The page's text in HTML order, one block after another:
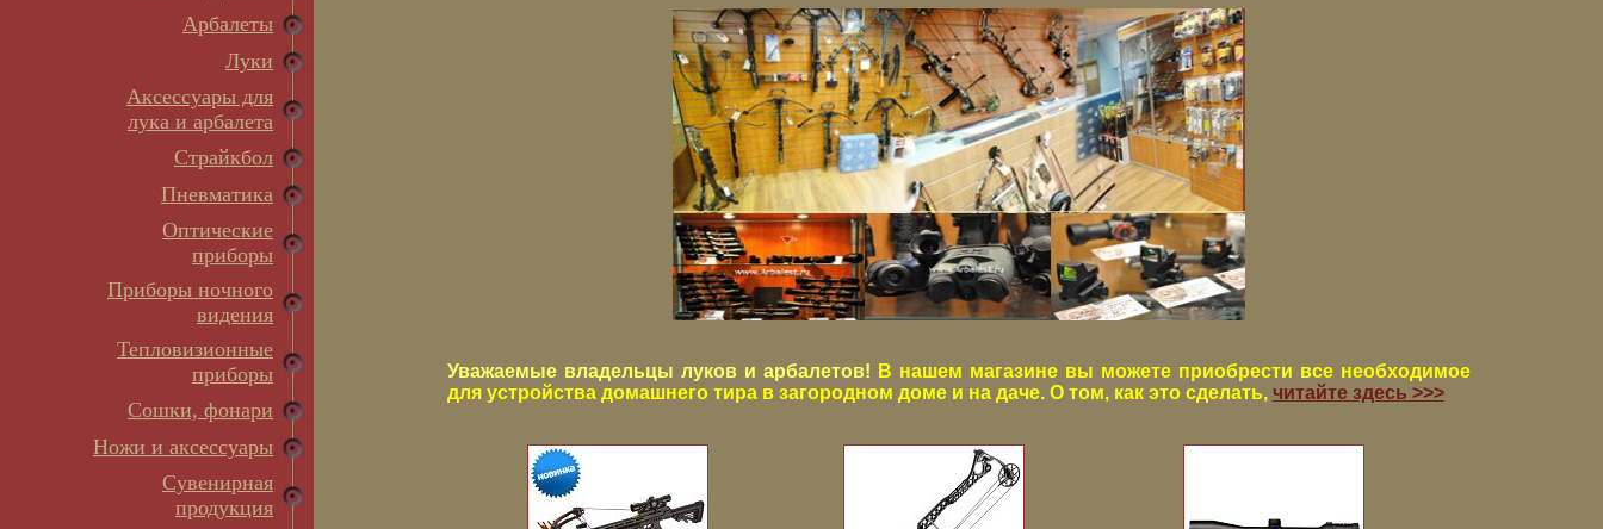
Арбалеты
Луки
Аксессуары для
лука и арбалета
Страйкбол
Пневматика
Оптические
приборы
Приборы ночного
видения
Тепловизионные
приборы
Сошки, фонари
Ножи и аксессуары
Сувенирная
продукция
Уважаемые владельцы луков и арбалетов! В нашем магазине вы можете приобрести все необходимое
для устройства домашнего тира в загородном доме и на даче. О том, как это сделать, читайте здесь >>>